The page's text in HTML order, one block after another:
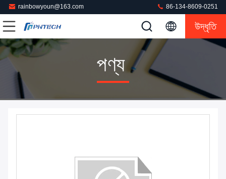
rainbowyoun@163.com 86-134-8609-0251
উদ্ধৃতি
পণ্য